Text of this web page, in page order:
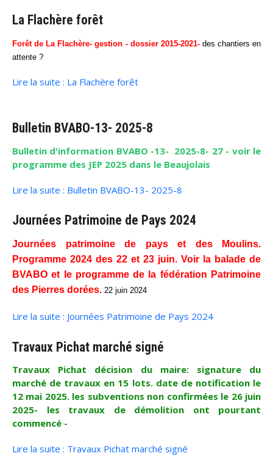
La Flachère forêt
Forêt de La Flachère- gestion - dossier 2015-2021- des chantiers en
attente ?
Lire la suite : La Flachère forêt
Bulletin BVABO-13- 2025-8
Bulletin d'information BVABO -13- 2025-8- 27 - voir le
programme des JEP 2025 dans le Beaujolais
Lire la suite : Bulletin BVABO-13- 2025-8
Journées Patrimoine de Pays 2024
Journées patrimoine de pays et des Moulins.
Programme 2024 des 22 et 23 juin. Voir la balade de
BVABO et le programme de la fédération Patrimoine
des Pierres dorées. 22 juin 2024
Lire la suite : Journées Patrimoine de Pays 2024
Travaux Pichat marché signé
Travaux Pichat décision du maire: signature du
marché de travaux en 15 lots. date de notification le
12 mai 2025. les subventions non confirmées le 26 juin
2025- les travaux de démolition ont pourtant
commencé -
Lire la suite : Travaux Pichat marché signé